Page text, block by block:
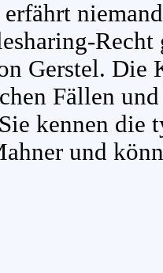
Recht
Gerstel.
Fällen
kennen die
und